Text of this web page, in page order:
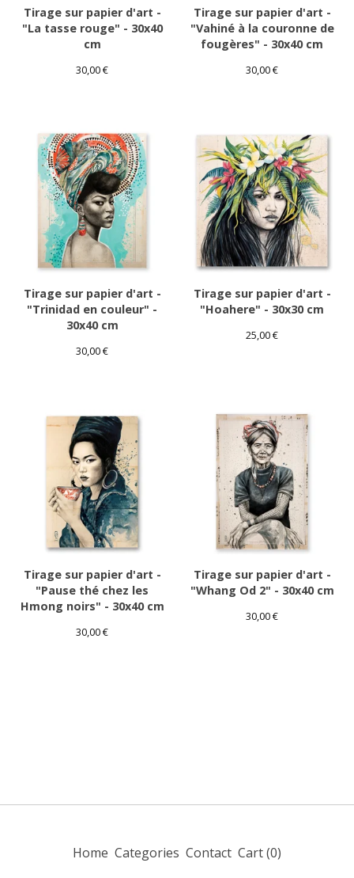
Tirage sur papier d'art -
"La tasse rouge" - 30x40
cm
30,00€
Tirage sur papier d'art -
"Vahiné à la couronne de
fougères" - 30x40 cm
30,00€
Tirage sur papier d'art -
"Trinidad en couleur" -
30x40 cm
30,00€
Tirage sur papier d'art -
"Hoahere" - 30x30 cm
25,00€
Tirage sur papier d'art -
"Pause thé chez les
Hmong noirs" - 30x40 cm
30,00€
Tirage sur papier d'art -
"Whang Od 2" - 30x40 cm
30,00€
Home Categories Contact Cart (0)